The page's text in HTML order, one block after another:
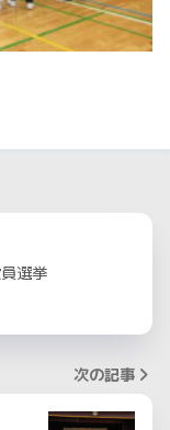
選挙
次の記事